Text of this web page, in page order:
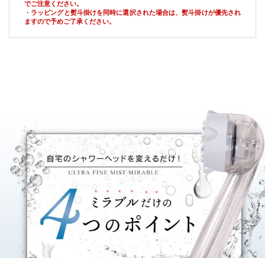
でご注意ください。
・ ラッピングと熨斗掛けを同時に選択された場合は、熨斗掛けが優先され
ますので予めご了承ください。